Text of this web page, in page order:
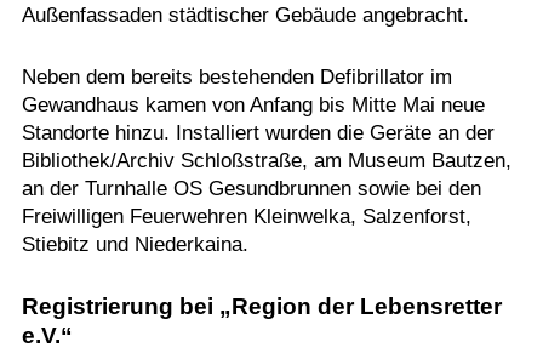
Außenfassaden städtischer Gebäude angebracht.
Neben dem bereits bestehenden Defibrillator im
Gewandhaus kamen von Anfang bis Mitte Mai neue
Standorte hinzu. Installiert wurden die Geräte an der
Bibliothek/Archiv Schloßstraße, am Museum Bautzen,
an der Turnhalle OS Gesundbrunnen sowie bei den
Freiwilligen Feuerwehren Kleinwelka, Salzenforst,
Stiebitz und Niederkaina.
Registrierung bei „Region der Lebensretter
e.V.“